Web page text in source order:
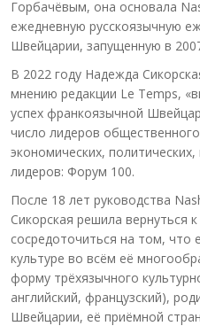
Горбачёвым, она основала
ежедневную русскоязычную
Швейцарии, запущенную в
В 2022 году Надежда
мнению редакции Le Temps,
успех франкоязычной
число лидеров
экономических,
лидеров: Форум 100.
После 18 лет руководства
Сикорская решила вернуться
сосредоточиться на том, что
культуре во всём её
форму трёхязычного
английский, французский),
Швейцарии, её приёмной